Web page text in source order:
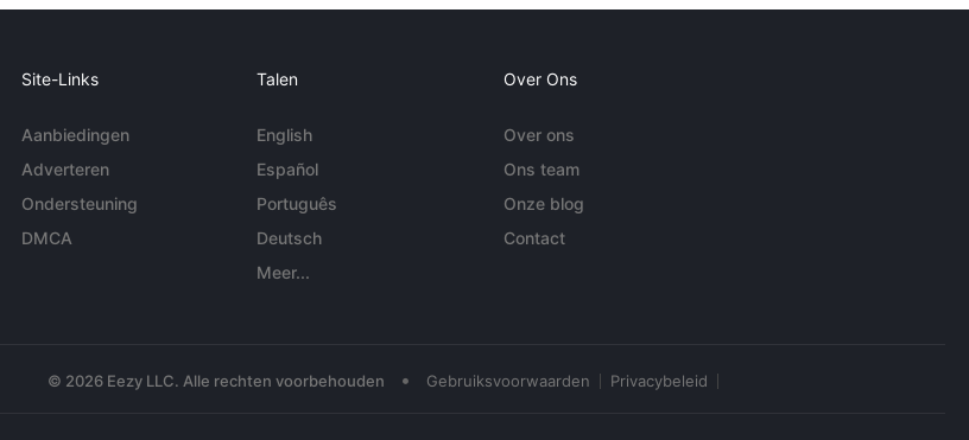
Site-Links
Aanbiedingen
Adverteren
Ondersteuning
DMCA
Talen
English
Español
Português
Deutsch
Meer...
Over Ons
Over ons
Ons team
Onze blog
Contact
© 2026 Eezy LLC. Alle rechten voorbehouden • Gebruiksvoorwaarden Privacybeleid